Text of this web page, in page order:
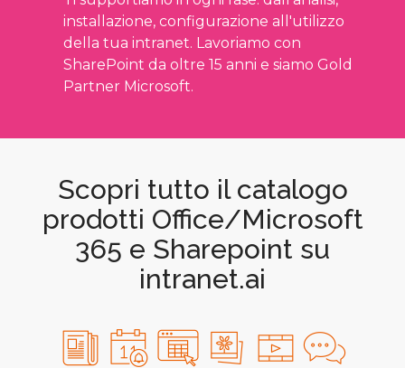
installazione, configurazione all'utilizzo
della tua intranet. Lavoriamo con
SharePoint da oltre 15 anni e siamo Gold
Partner Microsoft.
Scopri tutto il catalogo
prodotti Office/Microsoft
365 e Sharepoint su
intranet.ai